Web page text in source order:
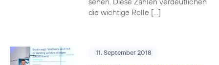
die wichtige Rolle […]
11. September 2018